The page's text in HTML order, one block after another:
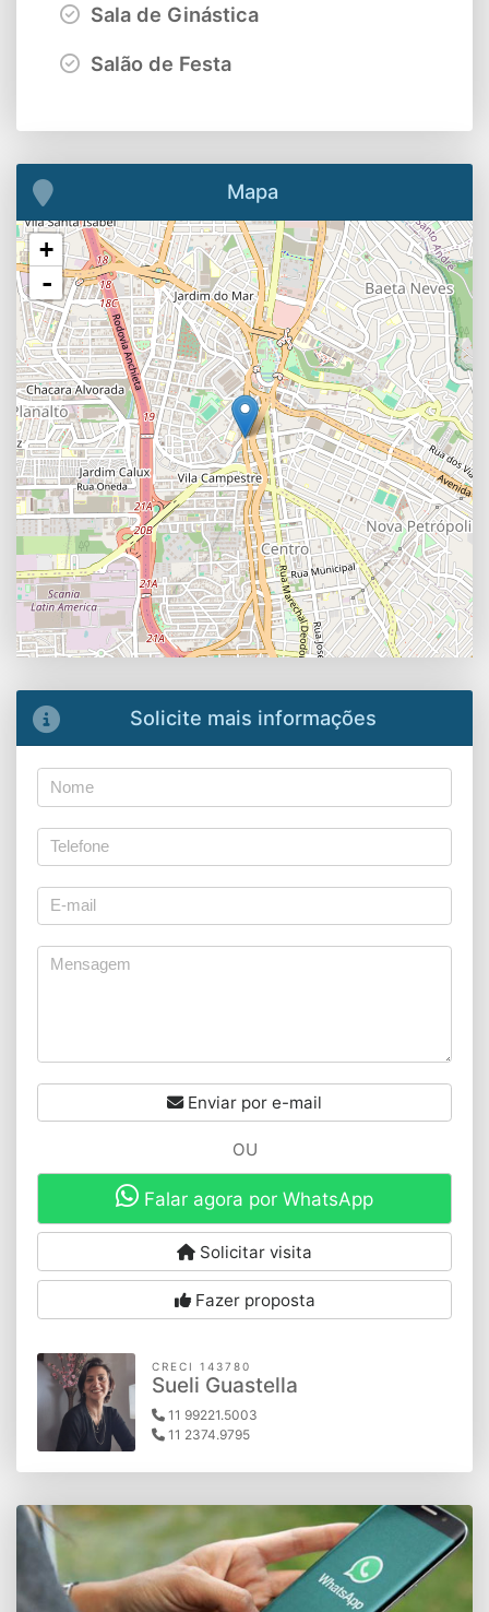
Sala de Ginástica
Salão de Festa
Mapa
+
-
Solicite mais informações
Enviar por e-mail
OU
Falar agora por WhatsApp
Solicitar visita
Fazer proposta
CRECI 143780
Sueli Guastella
11 99221.5003
11 2374.9795